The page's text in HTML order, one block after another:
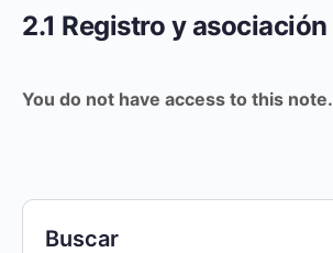
2.1 Registro y asociación
You do not have access to this note.
Buscar